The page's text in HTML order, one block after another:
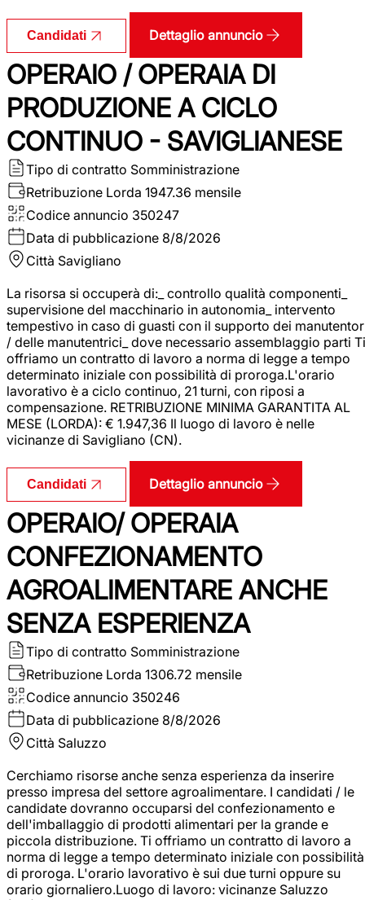
Candidati Dettaglio annuncio
OPERAIO / OPERAIA DI
PRODUZIONE A CICLO
CONTINUO - SAVIGLIANESE
Tipo di contratto Somministrazione
Retribuzione Lorda 1947.36 mensile
Codice annuncio 350247
Data di pubblicazione 8/8/2026
Città Savigliano
La risorsa si occuperà di:_ controllo qualità componenti_
supervisione del macchinario in autonomia_ intervento
tempestivo in caso di guasti con il supporto dei
/ delle manutentrici_ dove necessario assemblaggio parti Ti
offriamo un contratto di lavoro a norma di legge a tempo
determinato iniziale con possibilità di proroga.L'orario
lavorativo è a ciclo continuo, 21 turni, con riposi a
compensazione. RETRIBUZIONE MINIMA GARANTITA AL
MESE (LORDA): € 1.947,36 Il luogo di lavoro è nelle
vicinanze di Savigliano (CN).
Candidati Dettaglio annuncio
OPERAIO/ OPERAIA
CONFEZIONAMENTO
AGROALIMENTARE ANCHE
SENZA ESPERIENZA
Tipo di contratto Somministrazione
Retribuzione Lorda 1306.72 mensile
Codice annuncio 350246
Data di pubblicazione 8/8/2026
Città Saluzzo
Cerchiamo risorse anche senza esperienza da inserire
presso impresa del settore agroalimentare. I candidati / le
candidate dovranno occuparsi del confezionamento e
dell'imballaggio di prodotti alimentari per la grande e
piccola distribuzione. Ti offriamo un contratto di lavoro a
norma di legge a tempo determinato iniziale con possibilità
di proroga. L'orario lavorativo è sui due turni oppure su
orario giornaliero.Luogo di lavoro: vicinanze Saluzzo